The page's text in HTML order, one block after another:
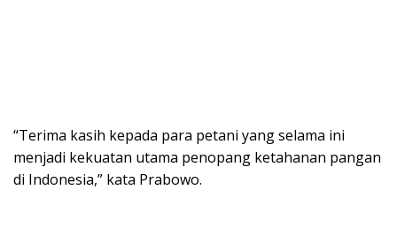
“Terima kasih kepada para petani yang selama ini
menjadi kekuatan utama penopang ketahanan pangan
di Indonesia,” kata Prabowo.